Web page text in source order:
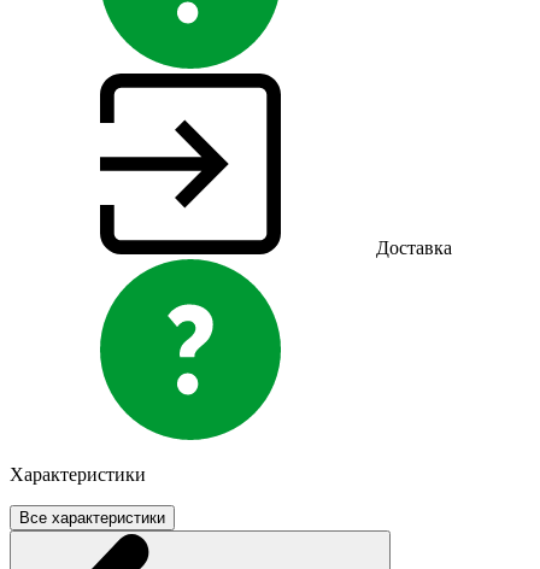
Доставка
Характеристики
Все характеристики